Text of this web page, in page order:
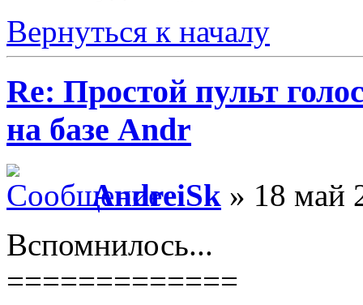
Вернуться к началу
Re: Простой пульт
на базе Andr
AndreiSk » 18 май
Вспомнилось...
=============